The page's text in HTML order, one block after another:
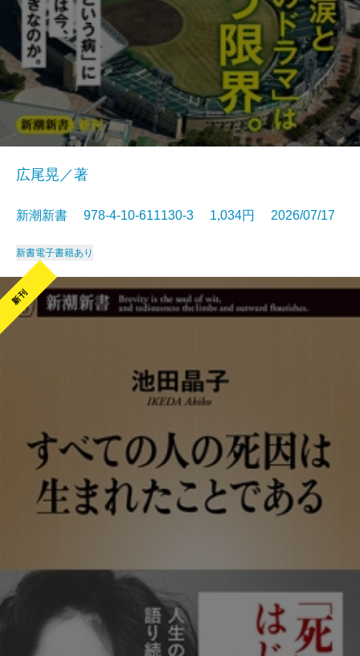
広尾晃／著
新潮新書 978-4-10-611130-3 1,034円 2026/07/17
新書電子書籍あり
新刊